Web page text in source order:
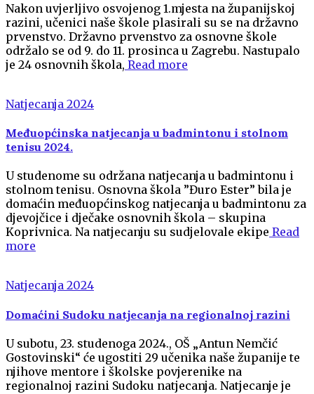
Nakon uvjerljivo osvojenog 1.mjesta na županijskoj
razini, učenici naše škole plasirali su se na državno
prvenstvo. Državno prvenstvo za osnovne škole
održalo se od 9. do 11. prosinca u Zagrebu. Nastupalo
je 24 osnovnih škola, Read more
Natjecanja 2024
Međuopćinska natjecanja u badmintonu i stolnom
tenisu 2024.
U studenome su održana natjecanja u badmintonu i
stolnom tenisu. Osnovna škola ”Đuro Ester” bila je
domaćin međuopćinskog natjecanja u badmintonu za
djevojčice i dječake osnovnih škola – skupina
Koprivnica. Na natjecanju su sudjelovale ekipe Read
more
Natjecanja 2024
Domaćini Sudoku natjecanja na regionalnoj razini
U subotu, 23. studenoga 2024., OŠ „Antun Nemčić
Gostovinski“ će ugostiti 29 učenika naše županije te
njihove mentore i školske povjerenike na
regionalnoj razini Sudoku natjecanja. Natjecanje je